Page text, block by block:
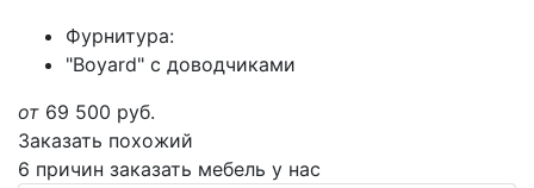
Фурнитура:
"Boyard" с доводчиками
от 69 500 руб.
Заказать похожий
6 причин заказать мебель у нас